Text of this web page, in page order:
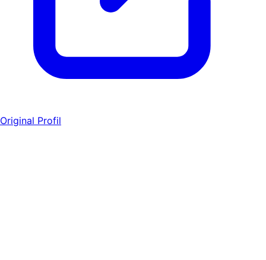
Original Profil